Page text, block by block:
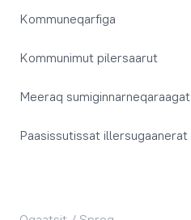
Kommuneqarfiga
Kommunimut pilersaarut
Meeraq sumiginnarneqaraagat
Paasissutissat illersugaanerat